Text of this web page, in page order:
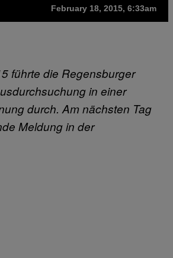
February 18, 2015, 6:33am
führte die Regensburger
in einer
durch. Am nächsten Tag
Meldung in der